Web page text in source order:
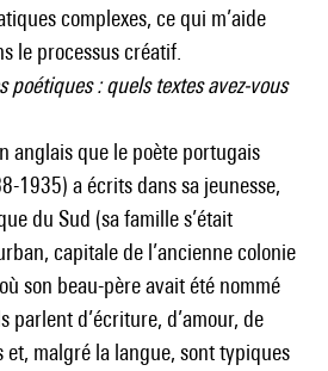
complexes, ce qui m’aide
le processus créatif.
poétiques : quels textes avez-vous
anglais que le poète portugais
1935) a écrits dans sa jeunesse,
du Sud (sa famille s’était
capitale de l’ancienne colonie
son beau-père avait été nommé
parlent d’écriture, d’amour, de
et, malgré la langue, sont typiques